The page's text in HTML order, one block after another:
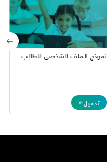
نموذج الملف الشخصي للطالب
تحميل